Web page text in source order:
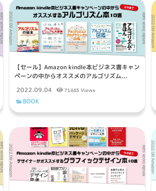
【セール】Amazon kindle本ビジネス書キャン
ペーンの中からオススメのアルゴリズム...
2022.09.04
71445 Views
BOOK